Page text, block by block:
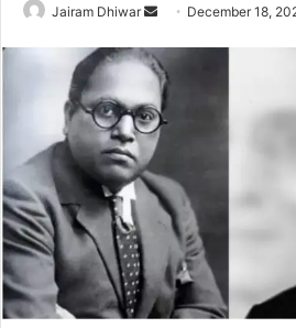
Jairam Dhiwar
Send
email
December 18,